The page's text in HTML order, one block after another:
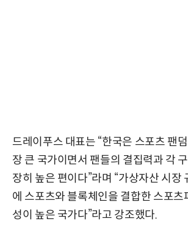
드레이푸스 대표는 “한국은 스포츠 팬
장 큰 국가이면서 팬들의 결집력과 각
장히 높은 편이다”라며 “가상자산 시장
에 스포츠와 블록체인을 결합한 스포츠
성이 높은 국가다”라고 강조했다.